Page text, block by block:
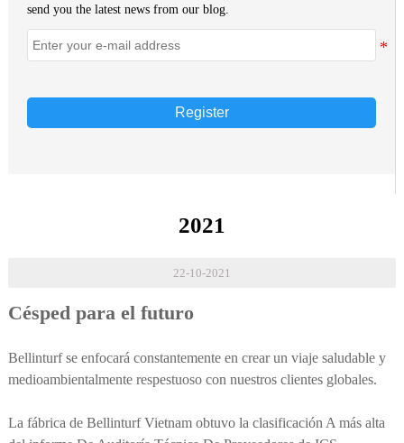
send you the latest news from our blog.
Register
2021
22-10-2021
Césped para el futuro
Bellinturf se enfocará constantemente en crear un viaje saludable y
medioambientalmente respestuoso con nuestros clientes globales.
La fábrica de Bellinturf Vietnam obtuvo la clasificación A más alta